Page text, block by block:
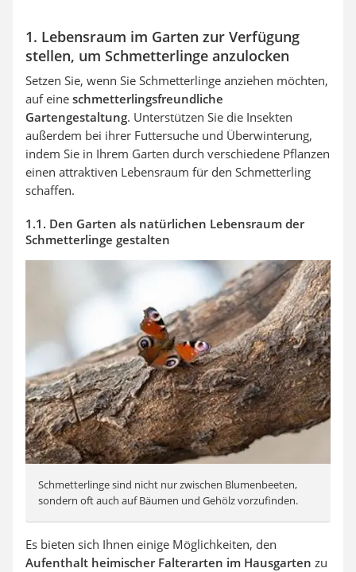
1. Lebensraum im Garten zur Verfügung
stellen, um Schmetterlinge anzulocken
Setzen Sie, wenn Sie Schmetterlinge anziehen möchten,
auf eine schmetterlingsfreundliche
Gartengestaltung. Unterstützen Sie die Insekten
außerdem bei ihrer Futtersuche und Überwinterung,
indem Sie in Ihrem Garten durch verschiedene Pflanzen
einen attraktiven Lebensraum für den Schmetterling
schaffen.
1.1. Den Garten als natürlichen Lebensraum der
Schmetterlinge gestalten
Schmetterlinge sind nicht nur zwischen Blumenbeeten,
sondern oft auch auf Bäumen und Gehölz vorzufinden.
Es bieten sich Ihnen einige Möglichkeiten, den
Aufenthalt heimischer Falterarten im Hausgarten zu